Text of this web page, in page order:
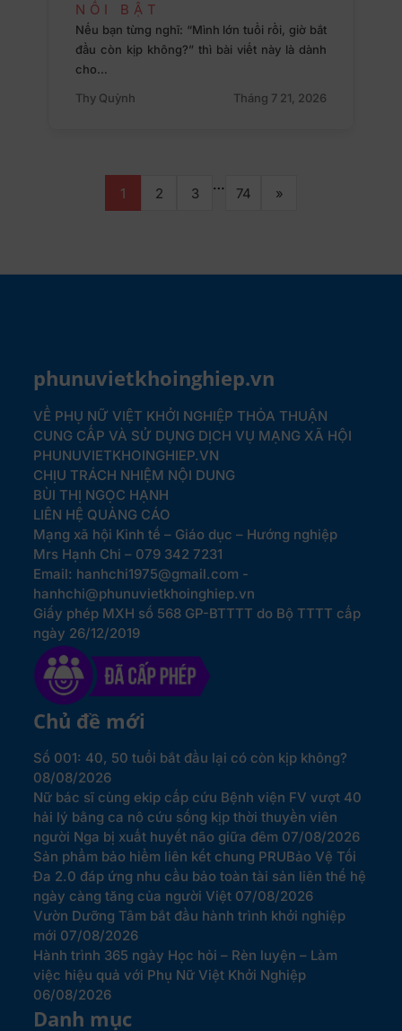
NỔI BẬT
Nếu bạn từng nghĩ: “Mình lớn tuổi rồi, giờ bắt
đầu còn kịp không?” thì bài viết này là dành
cho…
Thy Quỳnh
Tháng 7 21, 2026
1 2 3
…
74 »
phunuvietkhoinghiep.vn
VỀ PHỤ NỮ VIỆT KHỞI NGHIỆP THỎA THUẬN
CUNG CẤP VÀ SỬ DỤNG DỊCH VỤ MẠNG XÃ HỘI
PHUNUVIETKHOINGHIEP.VN
CHỊU TRÁCH NHIỆM NỘI DUNG
BÙI THỊ NGỌC HẠNH
LIÊN HỆ QUẢNG CÁO
Mạng xã hội Kinh tế – Giáo dục – Hướng nghiệp
Mrs Hạnh Chi – 079 342 7231
Email: hanhchi1975@gmail.com -
hanhchi@phunuvietkhoinghiep.vn
Giấy phép MXH số 568 GP-BTTTT do Bộ TTTT cấp
ngày 26/12/2019
Chủ đề mới
Số 001: 40, 50 tuổi bắt đầu lại có còn kịp không?
08/08/2026
Nữ bác sĩ cùng ekip cấp cứu Bệnh viện FV vượt 40
hải lý bằng ca nô cứu sống kịp thời thuyền viên
người Nga bị xuất huyết não giữa đêm 07/08/2026
Sản phẩm bảo hiểm liên kết chung PRUBảo Vệ Tối
Đa 2.0 đáp ứng nhu cầu bảo toàn tài sản liên thế hệ
ngày càng tăng của người Việt 07/08/2026
Vườn Dưỡng Tâm bắt đầu hành trình khởi nghiệp
mới 07/08/2026
Hành trình 365 ngày Học hỏi – Rèn luyện – Làm
việc hiệu quả với Phụ Nữ Việt Khởi Nghiệp
06/08/2026
Danh mục